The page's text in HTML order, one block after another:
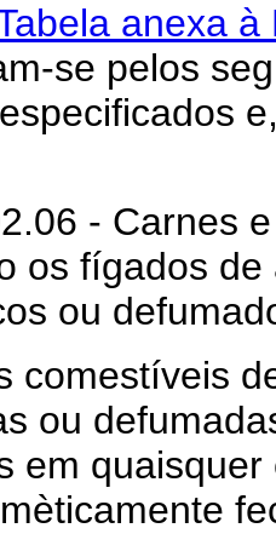
anexa à
se pelos
- Carnes e
os fígados
ou
de
ou
em